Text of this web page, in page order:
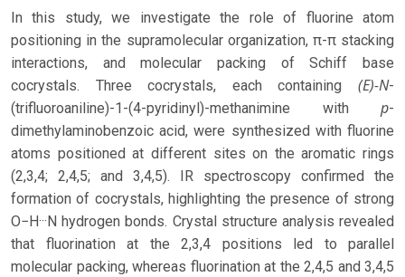
In this study, we investigate the role of fluorine atom
positioning in the supramolecular organization, π-π stacking
interactions, and molecular packing of Schiff base
cocrystals. Three cocrystals, each containing (E)-N-
(trifluoroaniline)-1-(4-pyridinyl)-methanimine with p-
dimethylaminobenzoic acid, were synthesized with fluorine
atoms positioned at different sites on the aromatic rings
(2,3,4; 2,4,5; and 3,4,5). IR spectroscopy confirmed the
formation of cocrystals, highlighting the presence of strong
O−H···N hydrogen bonds. Crystal structure analysis revealed
that fluorination at the 2,3,4 positions led to parallel
molecular packing, whereas fluorination at the 2,4,5 and 3,4,5